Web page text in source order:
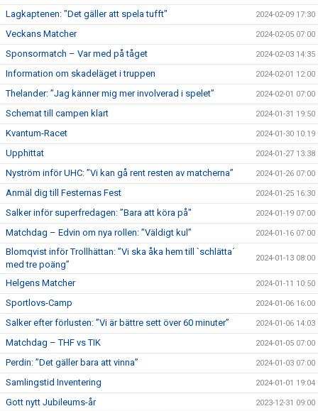
Lagkaptenen: "Det gäller att spela tufft" 2024-02-09 17:30
Veckans Matcher 2024-02-05 07:00
Sponsormatch – Var med på tåget 2024-02-03 14:35
Information om skadeläget i truppen 2024-02-01 12:00
Thelander: ”Jag känner mig mer involverad i spelet” 2024-02-01 07:00
Schemat till campen klart 2024-01-31 19:50
Kvantum-Racet 2024-01-30 10:19
Upphittat 2024-01-27 13:38
Nyström inför UHC: ”Vi kan gå rent resten av matcherna” 2024-01-26 07:00
Anmäl dig till Festernas Fest 2024-01-25 16:30
Salker inför superfredagen: ”Bara att köra på" 2024-01-19 07:00
Matchdag – Edvin om nya rollen: ”Väldigt kul” 2024-01-16 07:00
Blomqvist inför Trollhättan: ”Vi ska åka hem till `schlätta´
med tre poäng”
2024-01-13 08:00
Helgens Matcher 2024-01-11 10:50
Sportlovs-Camp 2024-01-06 16:00
Salker efter förlusten: ”Vi är bättre sett över 60 minuter” 2024-01-06 14:03
Matchdag – THF vs TIK 2024-01-05 07:00
Perdin: ”Det gäller bara att vinna” 2024-01-03 07:00
Samlingstid Inventering 2024-01-01 19:04
Gott nytt Jubileums-år 2023-12-31 09:00